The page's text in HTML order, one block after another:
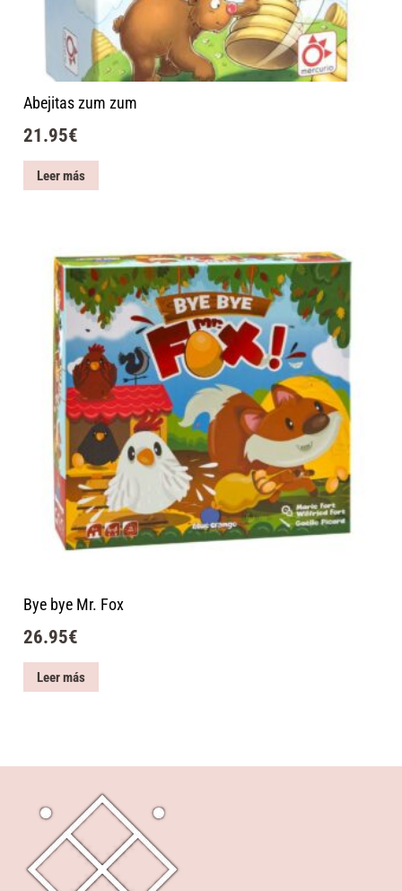
Abejitas zum zum
21.95€
Leer más
Bye bye Mr. Fox
26.95€
Leer más